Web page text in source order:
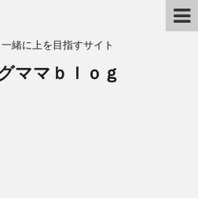
緒に上を目指すサイト
ママｂｌｏｇ